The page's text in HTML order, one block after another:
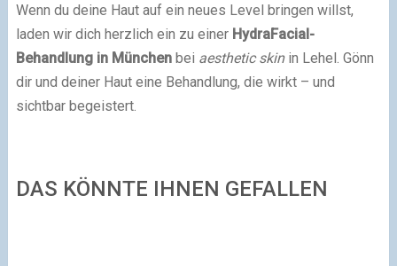
Wenn du deine Haut auf ein neues Level bringen willst,
laden wir dich herzlich ein zu einer HydraFacial-
Behandlung in Münchenbei aesthetic skinin Lehel. Gönn
dir und deiner Haut eine Behandlung, die wirkt – und
sichtbar begeistert.
DAS KÖNNTE IHNEN GEFALLEN